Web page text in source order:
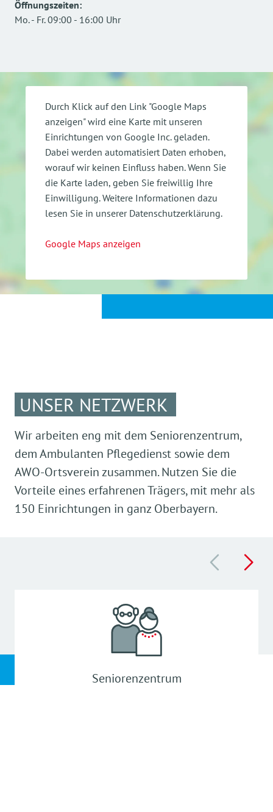
Öffnungszeiten:
Mo.- Fr. 09:00 - 16:00 Uhr
Durch Klick auf den Link "Google Maps
anzeigen" wird eine Karte mit unseren
Einrichtungen von Google Inc. geladen.
Dabei werden automatisiert Daten erhoben,
worauf wir keinen Einfluss haben. Wenn Sie
die Karte laden, geben Sie freiwillig Ihre
Einwilligung. Weitere Informationen dazu
lesen Sie in unserer Datenschutzerklärung.
Google Maps anzeigen
UNSER NETZWERK
Wir arbeiten eng mit dem Seniorenzentrum,
dem Ambulanten Pflegedienst sowie dem
AWO-Ortsverein zusammen. Nutzen Sie die
Vorteile eines erfahrenen Trägers, mit mehr als
150 Einrichtungen in ganz Oberbayern.
Seniorenzentrum